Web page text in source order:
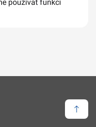
používat funkci
Zpět